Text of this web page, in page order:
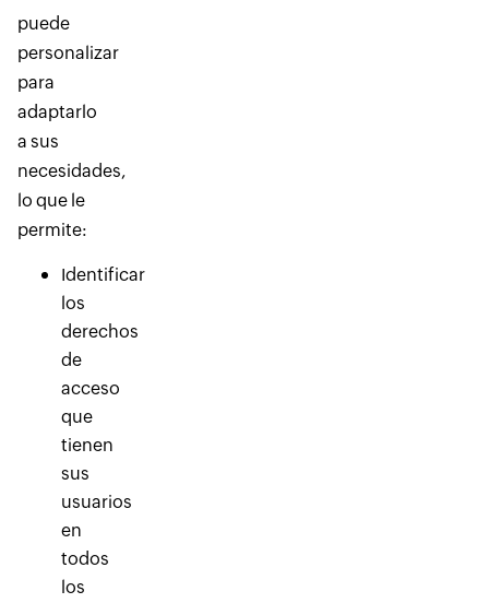
puede
personalizar
para
adaptarlo
a sus
necesidades,
lo que le
permite:
Identificar
los
derechos
de
acceso
que
tienen
sus
usuarios
en
todos
los